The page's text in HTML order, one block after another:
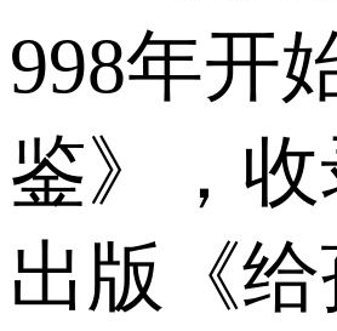
998年开
鉴》，
出版《